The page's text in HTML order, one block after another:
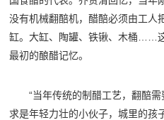
没有机械翻醅机，醋醅必须由工人
缸。大缸、陶罐、铁锹、木桶……
最初的酿醋记忆。
“当年传统的制醋工艺，翻醅
求是年轻力壮的小伙子，城里的孩